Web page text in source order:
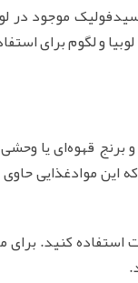
موجود در
و لگوم برای
استفاده کنید.